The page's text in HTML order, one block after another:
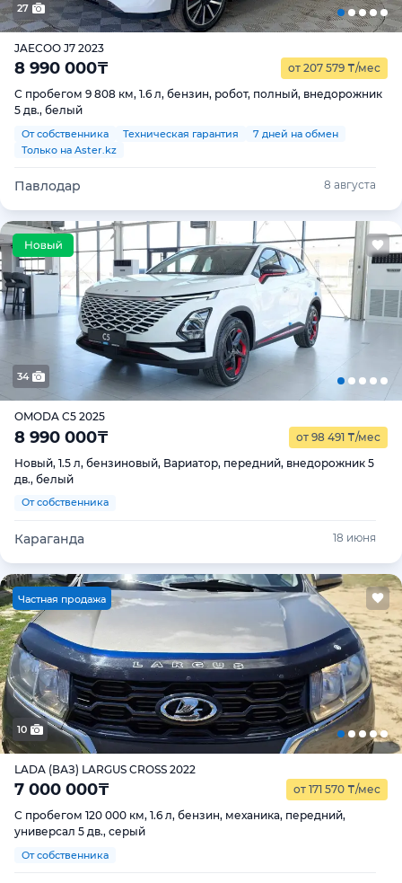
27
JAECOO J7 2023
8 990 000₸ от 207 579 ₸/мес
С пробегом 9 808 км, 1.6 л, бензин, робот, полный, внедорожник
5 дв., белый
От собственника Техническая гарантия
7 дней на обмен
Только на Aster.kz
Павлодар 8 августа
34
OMODA C5 2025
8 990 000₸ от 98 491 ₸/мес
Новый, 1.5 л, бензиновый, Вариатор, передний, внедорожник 5
дв., белый
От собственника
Караганда 18 июня
Частная продажа
10
LADA (ВАЗ) LARGUS CROSS 2022
7 000 000₸ от 171 570 ₸/мес
С пробегом 120 000 км, 1.6 л, бензин, механика, передний,
универсал 5 дв., серый
От собственника